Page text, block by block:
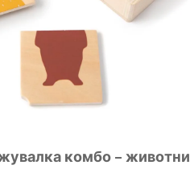
комбо – животни